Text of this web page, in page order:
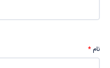
نام*